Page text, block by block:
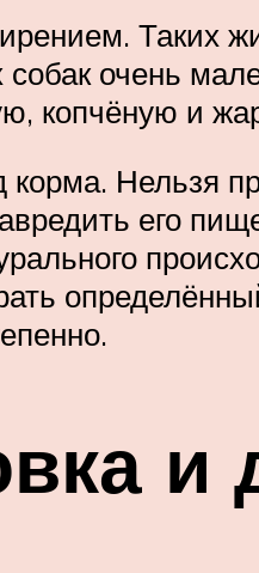
Таких
собак очень
копчёную и
корма. Нельзя
его
и